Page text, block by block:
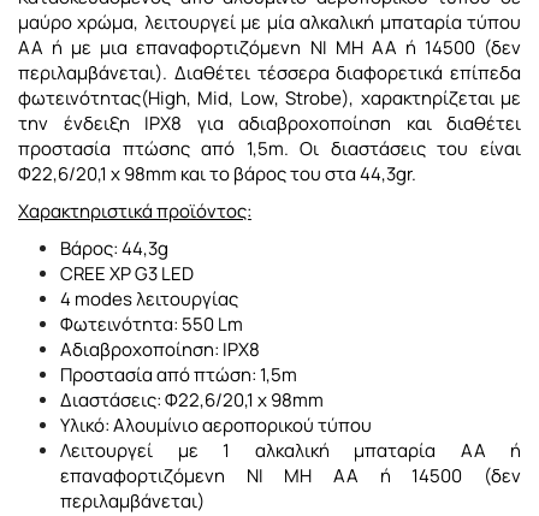
μαύρο χρώμα, λειτουργεί με μία αλκαλική μπαταρία τύπου
ΑΑ ή με μια επαναφορτιζόμενη ΝΙ ΜΗ ΑΑ ή 14500 (δεν
περιλαμβάνεται). Διαθέτει τέσσερα διαφορετικά επίπεδα
φωτεινότητας(High, Mid, Low, Strobe), χαρακτηρίζεται με
την ένδειξη IPX8 για αδιαβροχοποίηση και διαθέτει
προστασία πτώσης από 1,5m. Οι διαστάσεις του είναι
Φ22,6/20,1 x 98mm και το βάρος του στα 44,3gr.
Χαρακτηριστικά προϊόντος:
Βάρος: 44,3g
CREE XP G3 LED
4 modes λειτουργίας
Φωτεινότητα: 550 Lm
Αδιαβροχοποίηση: IPX8
Προστασία από πτώση: 1,5m
Διαστάσεις: Φ22,6/20,1 x 98mm
Υλικό: Αλουμίνιο αεροπορικού τύπου
Λειτουργεί με 1 αλκαλική μπαταρία ΑΑ ή
επαναφορτιζόμενη ΝΙ ΜΗ ΑΑ ή 14500 (δεν
περιλαμβάνεται)